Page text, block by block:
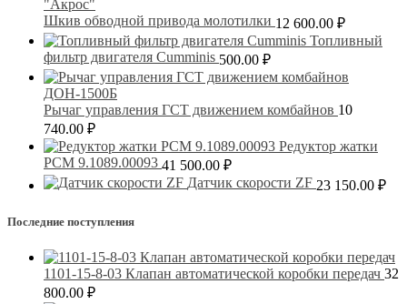
Шкив обводной привода молотилки 12 600.00 ₽
Топливный
фильтр двигателя Cumminis 500.00 ₽
Рычаг управления ГСТ движением комбайнов 10
740.00 ₽
Редуктор жатки
РСМ 9.1089.00093 41 500.00 ₽
Датчик скорости ZF 23 150.00 ₽
Последние поступления
1101-15-8-03 Клапан автоматической коробки передач 32
800.00 ₽